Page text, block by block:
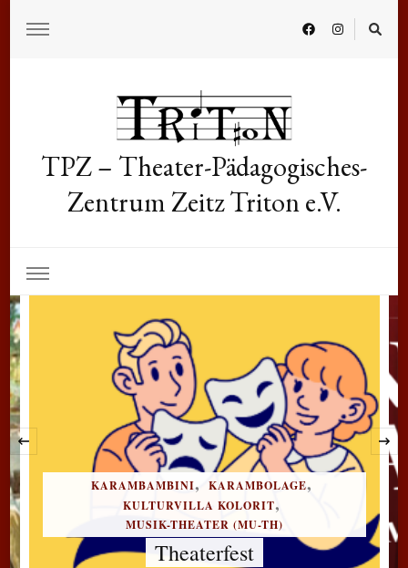
TPZ – Theater-Pädagogisches-
Zentrum Zeitz Triton e.V.
KARAMBAMBINI
KARAMBOLAGE
KULTURVILLA KOLORIT
MUSIK-THEATER (MU-TH)
Bühnenzauber und Theaterwelten